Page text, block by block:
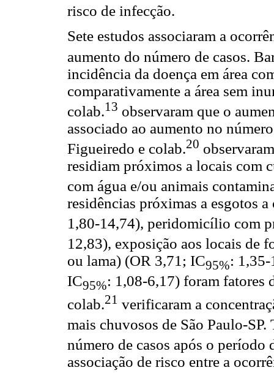
risco de infecção.
Sete estudos associaram a
aumento do número de casos.
incidência da doença em área
comparativamente a área sem
colab.13 observaram que o
associado ao aumento no
Figueiredo e colab.20
residiam próximos a locais com
com água e/ou animais
residências próximas a esgotos a
1,80-14,74), peridomicílio com
12,83), exposição aos locais de
ou lama) (OR 3,71; IC95%: 1,35-
IC95%: 1,08-6,17) foram fatores
colab.21 verificaram a
mais chuvosos de São Paulo-SP.
número de casos após o período
associação de risco entre a